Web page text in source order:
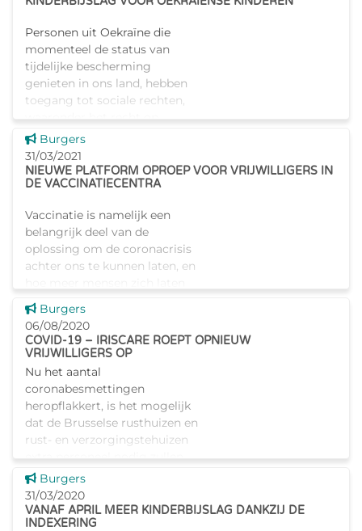
behoeften van men
Personen uit Oekraïne die
momenteel de status van
tijdelijke bescherming
genieten in ons land, hebben
toegang tot sociale rechten,
waaronder het recht op
kinderbijslag. Kinderen die in
België mo
Dit nieuws tonen
Burgers
31/03/2021
NIEUWE PLATFORM OPROEP VOOR VRIJWILLIGERS IN
DE VACCINATIECENTRA
Vaccinatie is namelijk een
belangrijk deel van de
oplossing om de coronacrisis
achter ons te kunnen laten, en
vaccineren, hoe sneller we
groepsimmuniteit opbouwen.
Jij kan m
Dit nieuws tonen
Burgers
06/08/2020
COVID-19 – IRISCARE ROEPT OPNIEUW
VRIJWILLIGERS OP
Nu het aantal
coronabesmettingen
heropflakkert, is het mogelijk
dat de Brusselse rusthuizen en
rust- en verzorgingstehuizen
extra personeel nodig zullen
hebben in de periode van
augustus tot december
Dit nieuws tonen
Burgers
31/03/2020
VANAF APRIL MEER KINDERBIJSLAG DANKZIJ DE
INDEXERING